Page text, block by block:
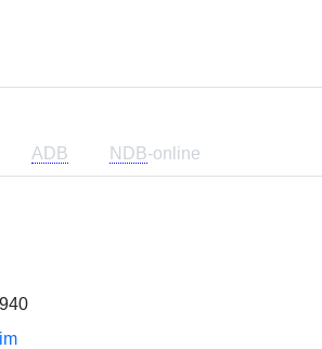
ADB NDB-online